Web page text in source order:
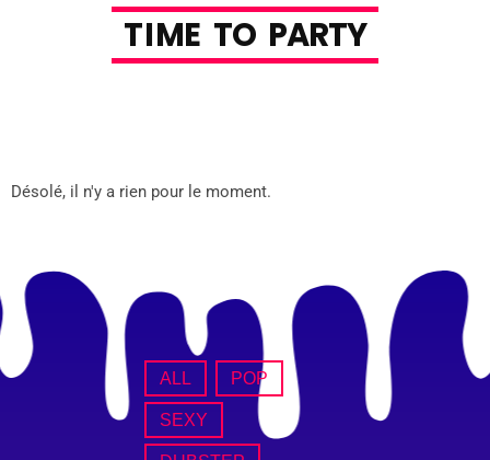
TIME TO PARTY
Désolé, il n'y a rien pour le moment.
ALL POP
SEXY